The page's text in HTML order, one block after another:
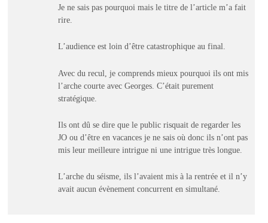
Je ne sais pas pourquoi mais le titre de l’article m’a fait
rire.
L’audience est loin d’être catastrophique au final.
Avec du recul, je comprends mieux pourquoi ils ont mis
l’arche courte avec Georges. C’était purement
stratégique.
Ils ont dû se dire que le public risquait de regarder les
JO ou d’être en vacances je ne sais où donc ils n’ont pas
mis leur meilleure intrigue ni une intrigue très longue.
L’arche du séisme, ils l’avaient mis à la rentrée et il n’y
avait aucun évènement concurrent en simultané.